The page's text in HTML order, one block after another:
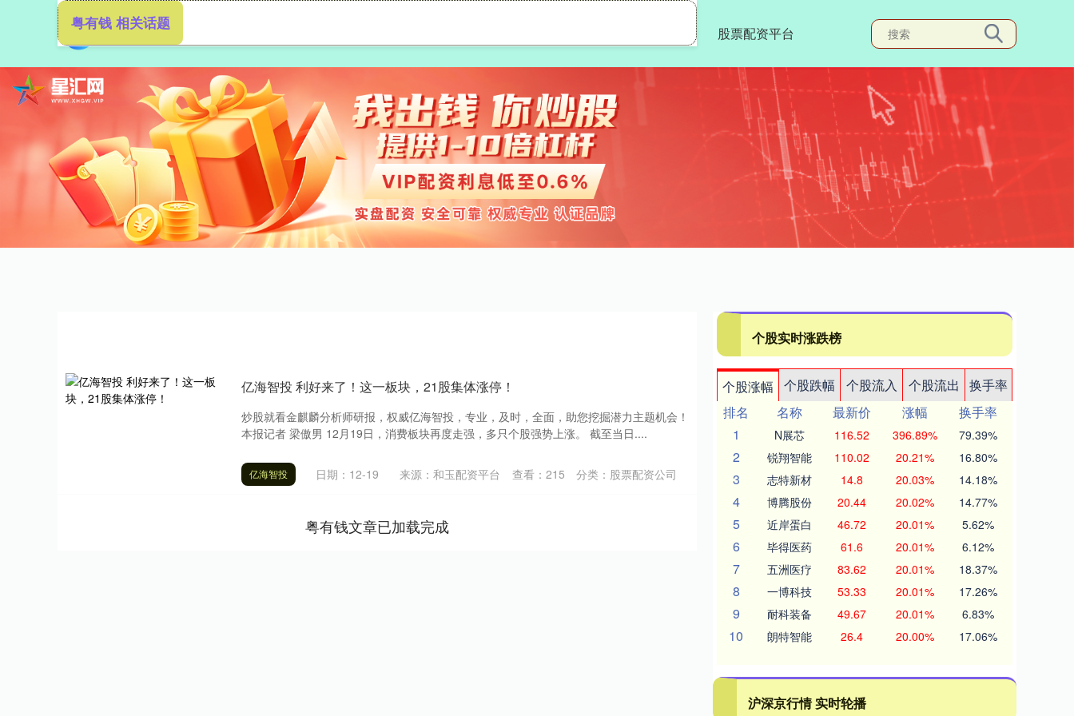
股票配资平台
粤有钱 相关话题
亿海智投 利好来了！这一板块，21股集体涨停！
炒股就看金麒麟分析师研报，权威亿海智投，专业，及时，全面，助您挖掘潜力主题机会！
本报记者 梁傲男 12月19日，消费板块再度走强，多只个股强势上涨。 截至当日....
亿海智投 日期：12-19 来源：和玉配资平台 查看： 215 分类： 股票配资公司
粤有钱文章已加载完成
个股实时涨跌榜
个股涨幅 个股跌幅 个股流入 个股流出
换手率
排名
名称 最新价 涨幅
换手率
1
N展芯 116.52 396.89% 79.39%
2 锐翔智能 110.02 20.21% 16.80%
3 志特新材 14.8 20.03% 14.18%
4 博腾股份 20.44 20.02% 14.77%
5 近岸蛋白 46.72 20.01% 5.62%
6 毕得医药 61.6 20.01% 6.12%
7 五洲医疗 83.62 20.01% 18.37%
8 一博科技 53.33 20.01% 17.26%
9 耐科装备 49.67 20.01% 6.83%
10 朗特智能 26.4 20.00% 17.06%
沪深京行情 实时轮播